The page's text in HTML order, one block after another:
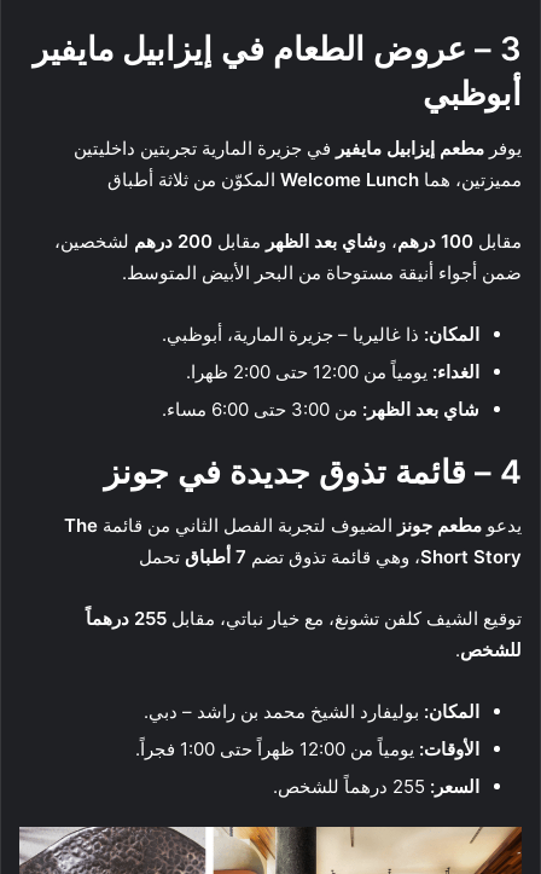
3 – عروض الطعام في إيزابيل مايفير
أبوظبي
يوفر مطعم إيزابيل مايفير في جزيرة المارية تجربتين داخليتين
مميزتين، هما Welcome Lunch المكوّن من ثلاثة أطباق
مقابل 100 درهم ، وشاي بعد الظهر مقابل 200 درهم
لشخصين،
ضمن أجواء أنيقة مستوحاة من البحر الأبيض المتوسط.
المكان: ذا غاليريا – جزيرة المارية، أبوظبي.
الغداء: يومياً من 12:00 حتى 2:00 ظهرا.
شاي بعد الظهر: من 3:00 حتى 6:00 مساء.
4 – قائمة تذوق جديدة في جونز
يدعو مطعم جونز الضيوف لتجربة الفصل الثاني من قائمة The
Short Story، وهي قائمة تذوق تضم 7 أطباق تحمل
توقيع الشيف كلفن تشونغ، مع خيار نباتي، مقابل
255 درهماً
للشخص.
المكان: بوليفارد الشيخ محمد بن راشد – دبي.
الأوقات: يومياً من 12:00 ظهراً حتى 1:00 فجراً.
السعر: